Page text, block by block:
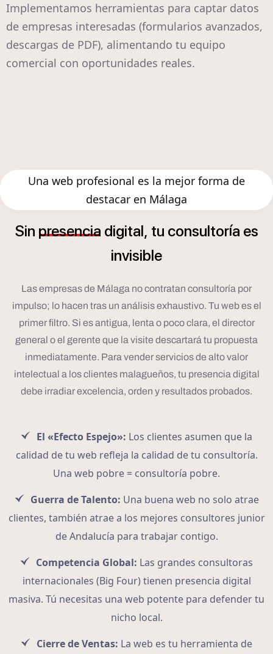
Implementamos herramientas para captar datos
de empresas interesadas (formularios avanzados,
descargas de PDF), alimentando tu equipo
comercial con oportunidades reales.
Una web profesional es la mejor forma de
destacar en Málaga
Sin presencia digital, tu consultoría es
invisible
Las empresas de Málaga no contratan consultoría por
impulso; lo hacen tras un análisis exhaustivo. Tu web es el
primer filtro. Si es antigua, lenta o poco clara, el director
general o el gerente que la visite descartará tu propuesta
inmediatamente. Para vender servicios de alto valor
intelectual a los clientes malagueños, tu presencia digital
debe irradiar excelencia, orden y resultados probados.
El «Efecto Espejo»: Los clientes asumen que la
calidad de tu web refleja la calidad de tu consultoría.
Una web pobre = consultoría pobre.
Guerra de Talento: Una buena web no solo atrae
clientes, también atrae a los mejores consultores junior
de Andalucía para trabajar contigo.
Competencia Global: Las grandes consultoras
internacionales (Big Four) tienen presencia digital
masiva. Tú necesitas una web potente para defender tu
nicho local.
Cierre de Ventas: La web es tu herramienta de